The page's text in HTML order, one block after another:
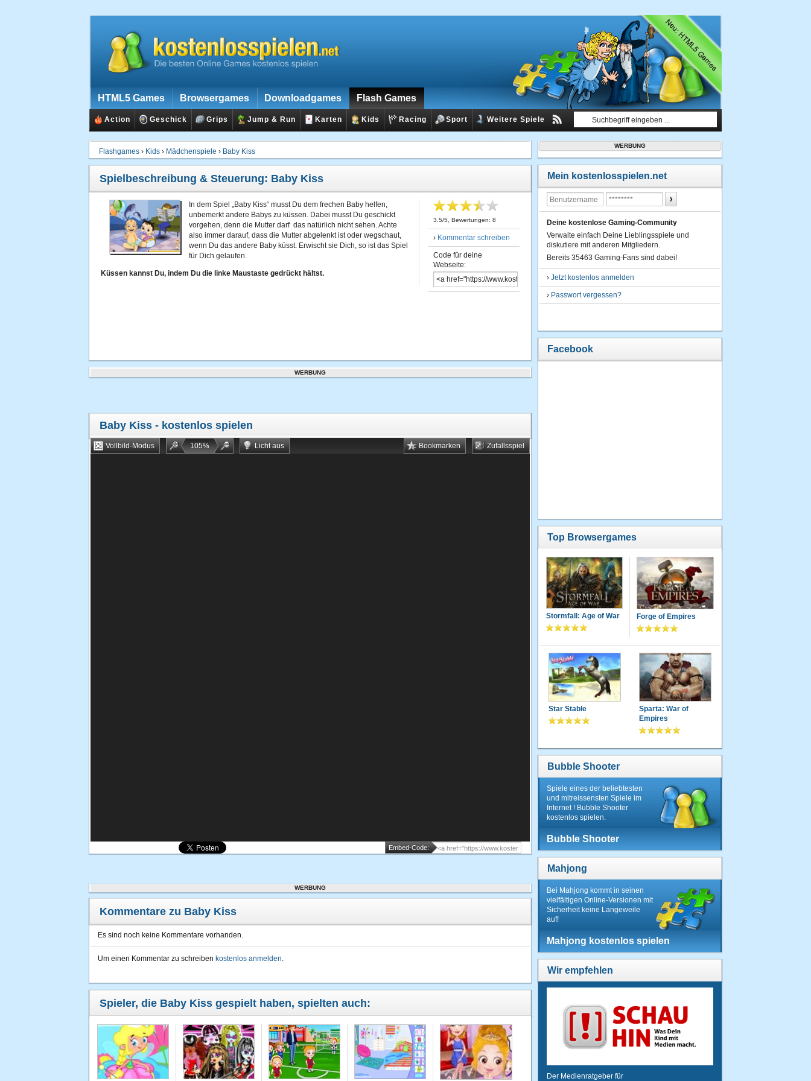
HTML5 Games Browsergames Downloadgames Flash Games
Action Geschick Grips Jump & Run Karten Kids Racing Sport Weitere Spiele
Flashgames › Kids › Mädchenspiele › Baby Kiss
Spielbeschreibung & Steuerung: Baby Kiss
In dem Spiel „Baby Kiss“ musst Du dem frechen Baby helfen,
unbemerkt andere Babys zu küssen. Dabei musst Du geschickt
vorgehen, denn die Mutter darf das natürlich nicht sehen. Achte
also immer darauf, dass die Mutter abgelenkt ist oder wegschaut,
wenn Du das andere Baby küsst. Erwischt sie Dich, so ist das Spiel
für Dich gelaufen.
Küssen kannst Du, indem Du die linke Maustaste gedrückt hältst.
3.5/5 , Bewertungen: 8
› Kommentar schreiben
Code für deine
Webseite:
WERBUNG
Baby Kiss - kostenlos spielen
Vollbild-Modus 105% Licht aus Zufallsspiel
Bookmarken
Embed-Code:
WERBUNG
Kommentare zu Baby Kiss
Es sind noch keine Kommentare vorhanden.
Um einen Kommentar zu schreiben kostenlos anmelden.
Spieler, die Baby Kiss gespielt haben, spielten auch:
WERBUNG
Mein kostenlosspielen.net
Deine kostenlose Gaming-Community
Verwalte einfach Deine Lieblingsspiele und
diskutiere mit anderen Mitgliedern.
Bereits 35463 Gaming-Fans sind dabei!
› Jetzt kostenlos anmelden
› Passwort vergessen?
Facebook
Top Browsergames
Stormfall: Age of War Forge of Empires
Star Stable
Sparta: War of
Empires
Bubble Shooter
Spiele eines der beliebtesten
und mitreissensten Spiele im
Internet ! Bubble Shooter
kostenlos spielen.
Bubble Shooter
Mahjong
Bei Mahjong kommt in seinen
vielfältigen Online-Versionen mit
Sicherheit keine Langeweile
auf!
Mahjong kostenlos spielen
Wir empfehlen
Der Medienratgeber für